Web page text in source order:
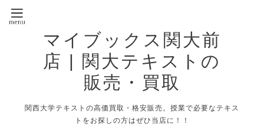
マイブックス関大前
店 | 関大テキストの
販売・買取
関西大学テキストの高価買取・格安販売。授業で必要なテキス
トをお探しの方はぜひ当店に！！